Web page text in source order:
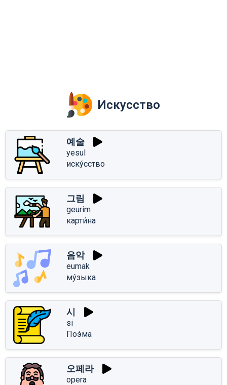
Искусство
예술
yesul
иску́сство
그림
geurim
карти́на
음악
eumak
му́зыка
시
si
Поэ́ма
오페라
opera